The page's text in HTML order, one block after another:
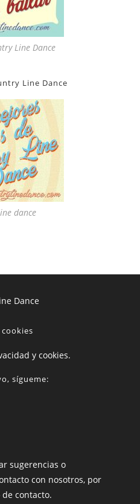
Line Dance
Line Dance
dance
y cookies.
sígueme:
sugerencias o
con nosotros, por
contacto.